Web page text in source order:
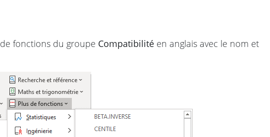
fonctions du groupe Compatibilité en anglais avec le nom et